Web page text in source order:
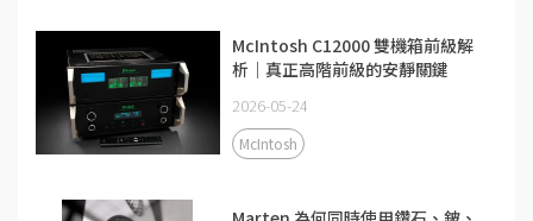
McIntosh C12000 雙機箱前級解
析｜真正高階前級的安靜關鍵
2026-05-24
McIntosh